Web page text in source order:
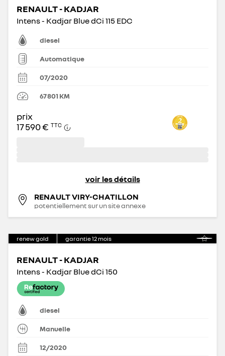
RENAULT - KADJAR
Intens - Kadjar Blue dCi 115 EDC
diesel
Automatique
07/2020
67 801 KM
prix
17 590 € TTC
voir les détails
RENAULT VIRY-CHATILLON
potentiellement sur un site annexe
renew gold garantie12 mois
RENAULT - KADJAR
Intens - Kadjar Blue dCi 150
diesel
Manuelle
12/2020